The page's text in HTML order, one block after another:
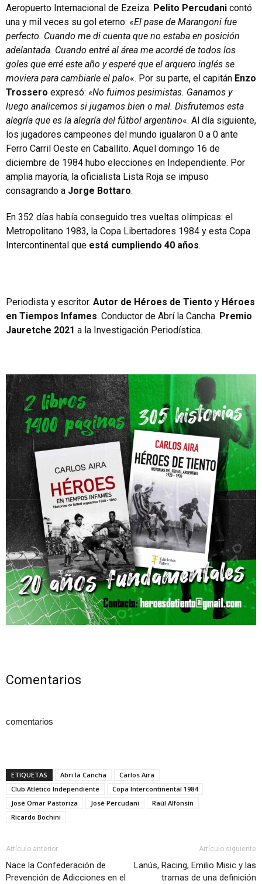
Aeropuerto Internacional de Ezeiza. Pelito Percudani contó
una y mil veces su gol eterno: «El pase de Marangoni fue
perfecto. Cuando me di cuenta que no estaba en posición
adelantada. Cuando entré al área me acordé de todos los
goles que erré este año y esperé que el arquero inglés se
moviera para cambiarle el palo«. Por su parte, el capitán Enzo
Trossero expresó: «No fuimos pesimistas. Ganamos y
luego analicemos si jugamos bien o mal. Disfrutemos esta
alegría que es la alegría del fútbol argentino«. Al día siguiente,
los jugadores campeones del mundo igualaron 0 a 0 ante
Ferro Carril Oeste en Caballito. Aquel domingo 16 de
diciembre de 1984 hubo elecciones en Independiente. Por
amplia mayoría, la oficialista Lista Roja se impuso
consagrando a Jorge Bottaro.
En 352 días había conseguido tres vueltas olímpicas: el
Metropolitano 1983, la Copa Libertadores 1984 y esta Copa
Intercontinental que está cumpliendo 40 años.
Periodista y escritor. Autor de Héroes de Tiento y Héroes
en Tiempos Infames. Conductor de Abrí la Cancha. Premio
Jauretche 2021 a la Investigación Periodística.
Comentarios
comentarios
ETIQUETAS Abri la Cancha
Carlos Aira
Club Atlético Independiente
Copa Intercontinental 1984
José Omar Pastoriza
José Percudani
Raúl Alfonsín
Ricardo Bochini
Artículo anterior
Nace la Confederación de
Prevención de Adicciones en el
Artículo siguiente
Lanús, Racing, Emilio Misic y las
tramas de una definición